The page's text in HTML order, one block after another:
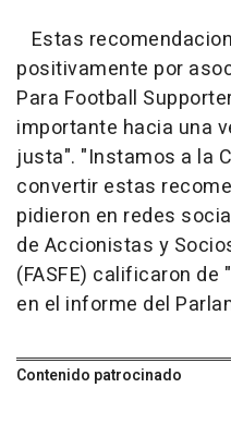
Estas
positivamente por
Para Football
importante hacia una
justa". "Instamos a la
convertir estas
pidieron en redes
de Accionistas y
(FASFE) calificaron
en el informe del
Contenido patrocinado